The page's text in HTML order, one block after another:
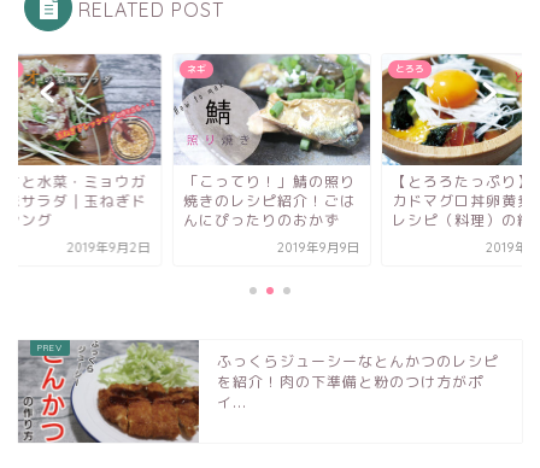
RELATED POST
ってり！」鯖の照り
のレシピ紹介！ごは
ったりのおかず
2019年9月9日
とろろ
【とろろたっぷり】アボ
カドマグロ丼卵黄乗せの
レシピ（料理）の紹介！
2019年9月4日
みょうが
カツオと水菜・ミョ
の薬味サラダ｜玉ね
レッシング
2019年9
ふっくらジューシーなとんかつのレシピ
を紹介！肉の下準備と粉のつけ方がポ
イ...